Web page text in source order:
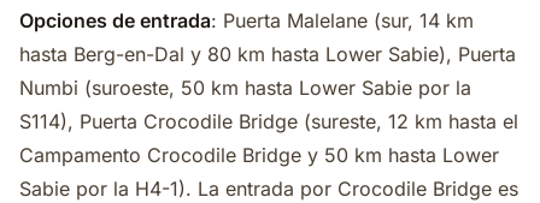
Opciones de entrada: Puerta Malelane (sur, 14 km
hasta Berg-en-Dal y 80 km hasta Lower Sabie), Puerta
Numbi (suroeste, 50 km hasta Lower Sabie por la
S114), Puerta Crocodile Bridge (sureste, 12 km hasta el
Campamento Crocodile Bridge y 50 km hasta Lower
Sabie por la H4-1). La entrada por Crocodile Bridge es